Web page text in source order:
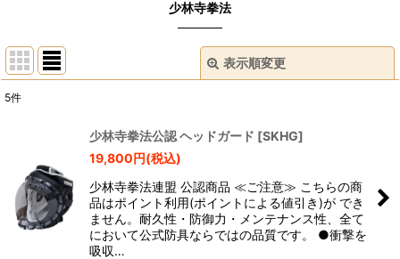
少林寺拳法
表示順変更
並び順
絞り込む
5件
少林寺拳法公認 ヘッドガード [SKHG]
19,800円(税込)
少林寺拳法連盟 公認商品 ≪ご注意≫ こちらの商
品はポイント利用(ポイントによる値引き)が でき
ません。耐久性・防御力・メンテナンス性、全て
において公式防具ならではの品質です。 ●衝撃を
吸収…